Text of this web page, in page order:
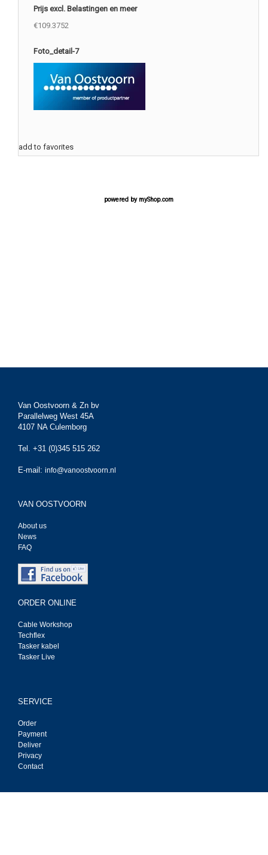
Prijs excl. Belastingen en meer
€109.3752
Foto_detail-7
add to favorites
powered by myShop.com
Van Oostvoorn & Zn bv
Parallelweg West 45A
4107 NA Culemborg
Tel. +31 (0)345 515 262
E-mail: info@vanoostvoorn.nl
VAN OOSTVOORN
About us
News
FAQ
ORDER ONLINE
Cable Workshop
Techflex
Tasker kabel
Tasker Live
SERVICE
Order
Payment
Deliver
Privacy
Contact